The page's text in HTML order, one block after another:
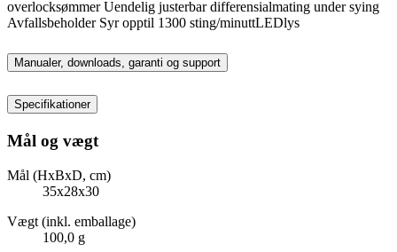
overlocksømmer Uendelig justerbar differensialmating under sying
Avfallsbeholder Syr opptil 1300 sting/minuttLEDlys
Manualer, downloads, garanti og support
Specifikationer
Mål og vægt
Mål (HxBxD, cm)
35x28x30
Vægt (inkl. emballage)
100,0 g